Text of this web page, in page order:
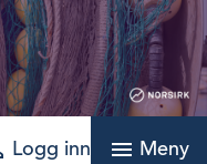
Logg inn menu Meny